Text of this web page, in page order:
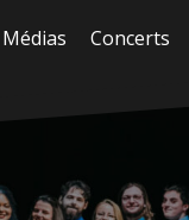
Médias Concerts